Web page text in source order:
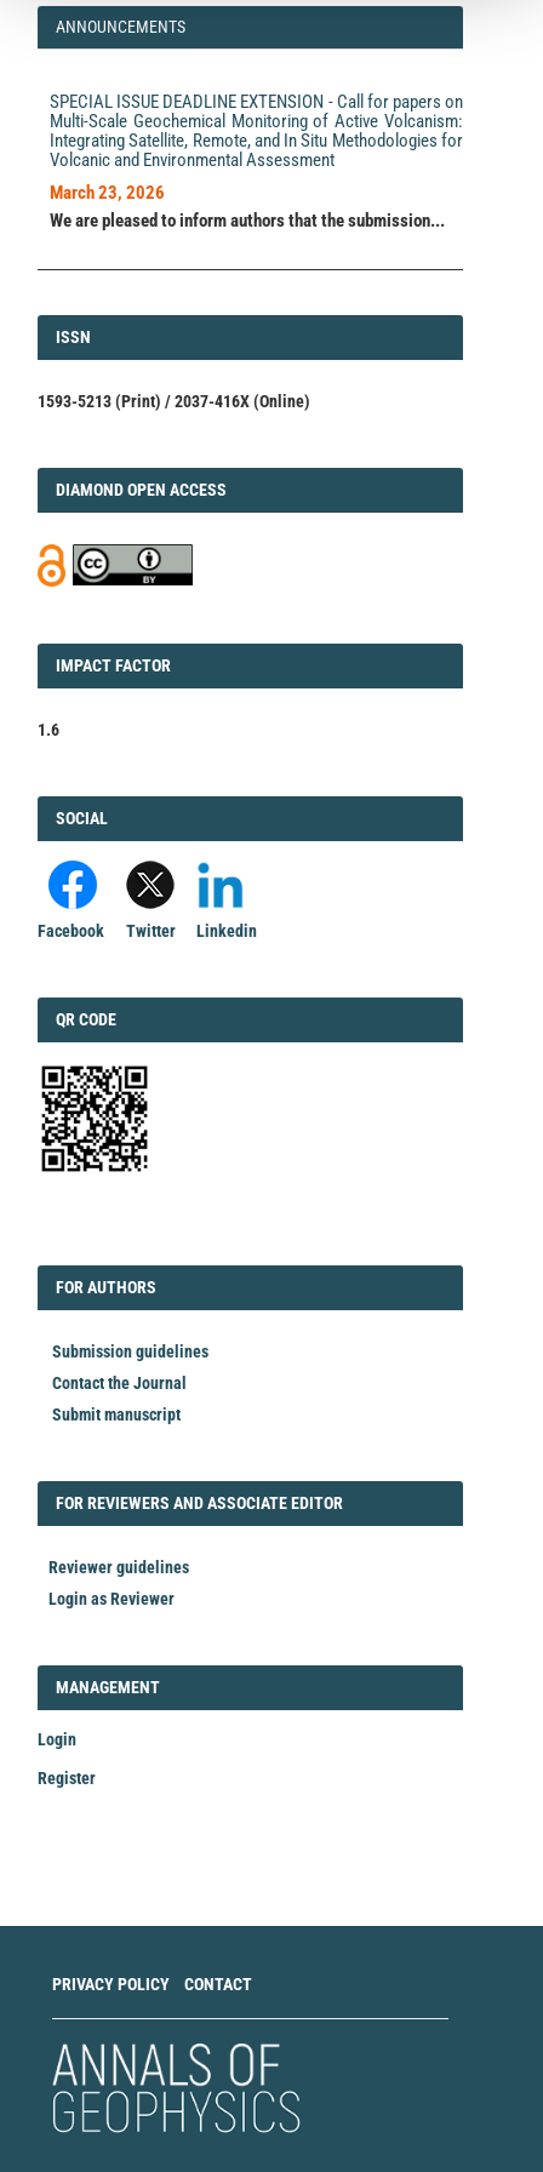
ANNOUNCEMENTS
SPECIAL ISSUE DEADLINE EXTENSION - Call for papers on
Multi-Scale Geochemical Monitoring of Active Volcanism:
Integrating Satellite, Remote, and In Situ Methodologies for
Volcanic and Environmental Assessment
March 23, 2026
We are pleased to inform authors that the submission...
ISSN
ISSN
1593-5213 (Print) / 2037-416X (Online)
DIAMOND
DIAMOND OPEN ACCESS
IMPACT
IMPACT FACTOR
1.6
FACEBOOK
SOCIAL
Facebook Twitter Linkedin
QRCODE
QR CODE
FORAUTHORS
FOR AUTHORS
Submission guidelines
Contact the Journal
Submit manuscript
FORREVIEWER
FOR REVIEWERS AND ASSOCIATE EDITOR
Reviewer guidelines
Login as Reviewer
LOGIN_REGISTER
MANAGEMENT
Login
Register
PRIVACY POLICY CONTACT